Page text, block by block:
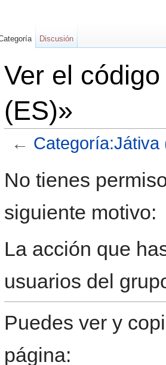
Ver el
(ES)»
← Categoría:Játiva
No tienes
siguiente motivo:
La acción que
usuarios del
Puedes ver y
página:
Discusión